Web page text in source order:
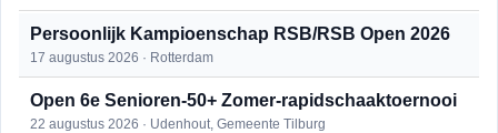
Persoonlijk Kampioenschap RSB/RSB Open 2026
17 augustus 2026 · Rotterdam
Open 6e Senioren-50+ Zomer-rapidschaaktoernooi
22 augustus 2026 · Udenhout, Gemeente Tilburg